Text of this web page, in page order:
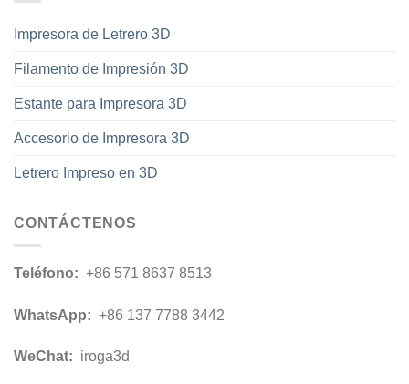
Impresora de Letrero 3D
Filamento de Impresión 3D
Estante para Impresora 3D
Accesorio de Impresora 3D
Letrero Impreso en 3D
CONTÁCTENOS
Teléfono: +86 571 8637 8513
WhatsApp: +86 137 7788 3442
WeChat: iroga3d